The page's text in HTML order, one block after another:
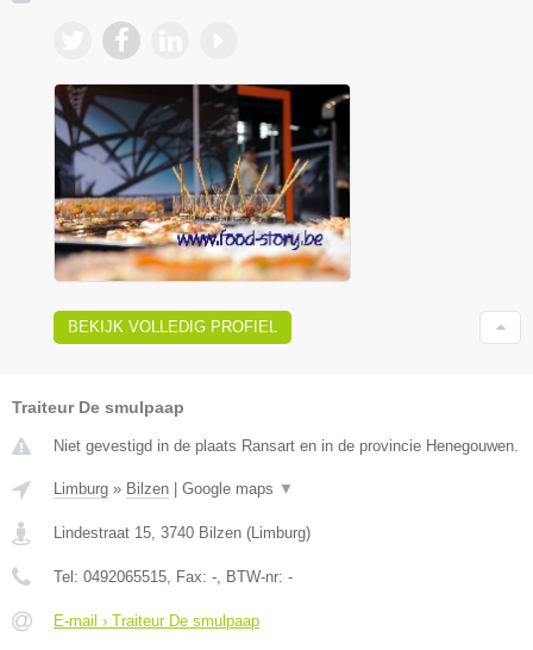
BEKIJK VOLLEDIG PROFIEL
Traiteur De smulpaap
Niet gevestigd in de plaats Ransart en in de provincie Henegouwen.
Limburg » Bilzen Google maps ▼
Lindestraat 15 3740 Bilzen ( Limburg)
Tel: 0492065515 , Fax: - , BTW-nr: -
E-mail › Traiteur De smulpaap